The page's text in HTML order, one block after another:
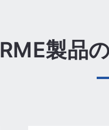
RME製品